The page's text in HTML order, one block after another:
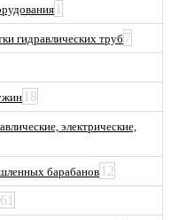
1
гидравлических труб7
18
электрические,
барабанов 12
61